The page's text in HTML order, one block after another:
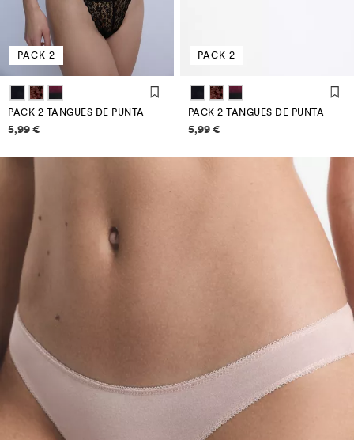
PACK 2
PACK 2 TANGUES DE PUNTA
Informació de preus
5,99 €
PACK 2
PACK 2 TANGUES DE PUNTA
Informació de preus
5,99 €